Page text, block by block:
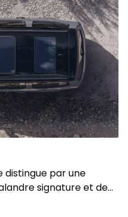
distingue par une
signature et de...